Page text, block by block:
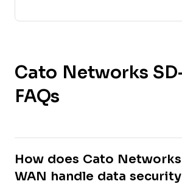
Cato Networks
FAQs
How does Cato
WAN handle data